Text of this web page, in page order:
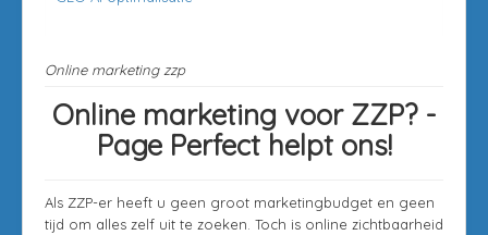
Online marketing zzp
Online marketing voor ZZP? -
Page Perfect helpt ons!
Als ZZP-er heeft u geen groot marketingbudget en geen
tijd om alles zelf uit te zoeken. Toch is online zichtbaarheid